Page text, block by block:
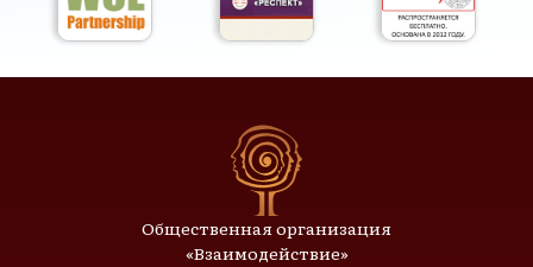
Общественная организация
«Взаимодействие»